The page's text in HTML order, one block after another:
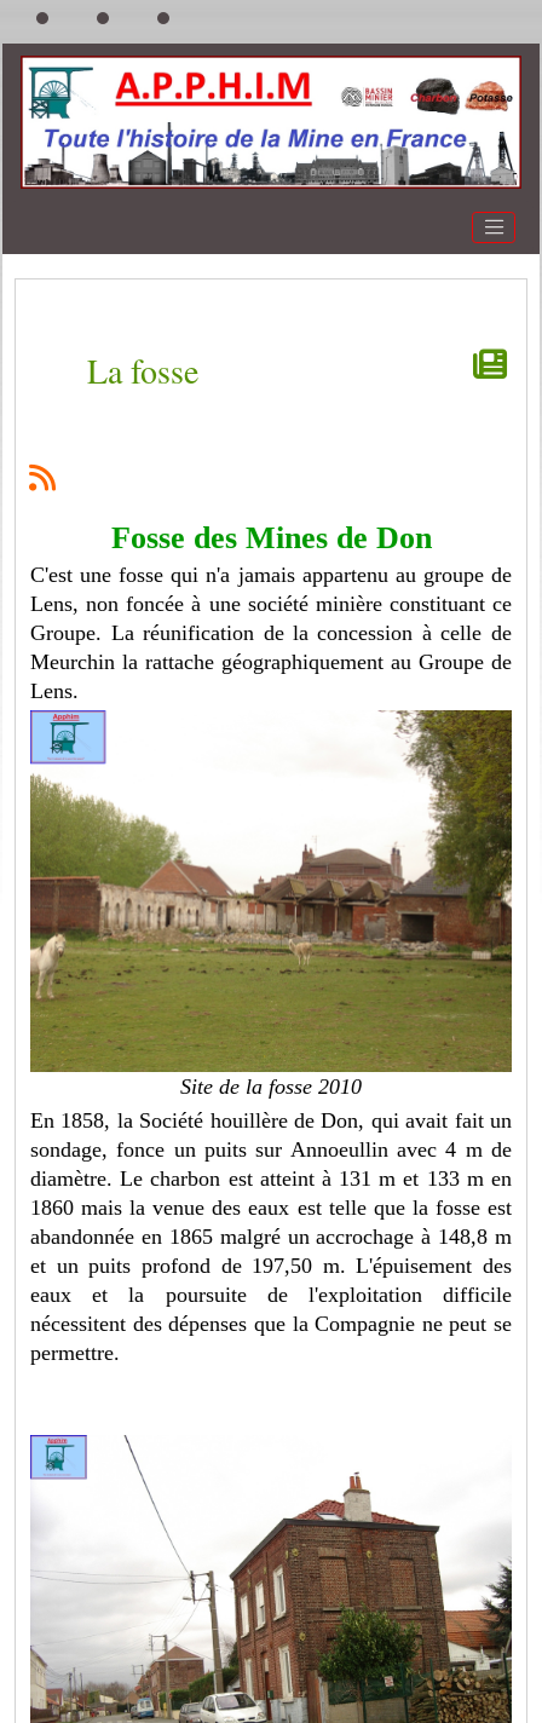
La fosse
Fosse des Mines de Don
C'est une fosse qui n'a jamais appartenu au groupe de
Lens, non foncée à une société minière constituant ce
Groupe. La réunification de la concession à celle de
Meurchin la rattache géographiquement au Groupe de
Lens.
Site de la fosse 2010
En 1858, la Société houillère de Don, qui avait fait un
sondage, fonce un puits sur Annoeullin avec 4 m de
diamètre. Le charbon est atteint à 131 m et 133 m en
1860 mais la venue des eaux est telle que la fosse est
abandonnée en 1865 malgré un accrochage à 148,8 m
et un puits profond de 197,50 m. L'épuisement des
eaux et la poursuite de l'exploitation difficile
nécessitent des dépenses que la Compagnie ne peut se
permettre.